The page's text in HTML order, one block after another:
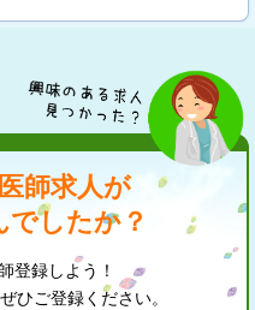
師求人が
でしたか？
登録しよう！
ひご登録ください。